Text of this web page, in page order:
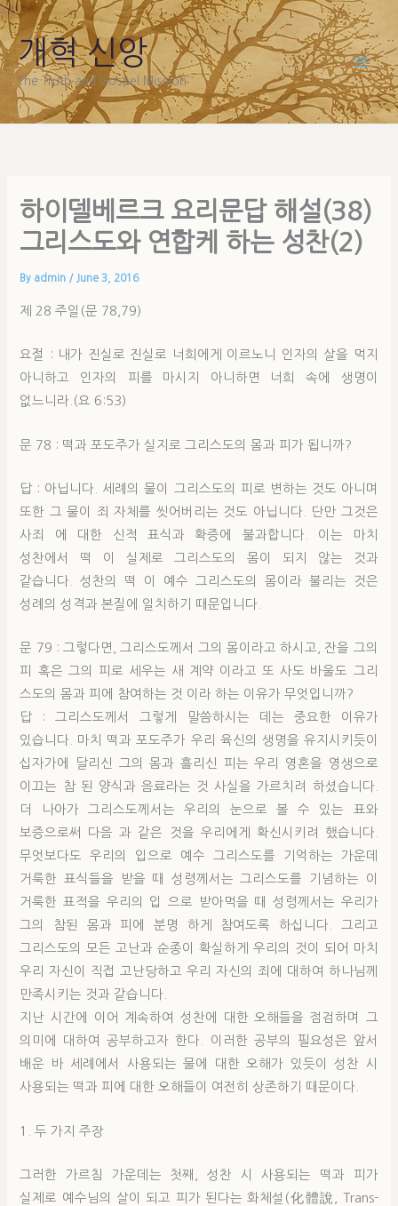
Skip
to
content
개혁 신앙
The Truth and Gospel Mission
하이델베르크 요리문답 해설(38)
그리스도와 연합케 하는 성찬(2)
By admin / June 3, 2016
제 28 주일(문 78,79)
요절 : 내가 진실로 진실로 너희에게 이르노니 인자의 살을 먹지
아니하고 인자의 피를 마시지 아니하면 너희 속에 생명이
없느니라.(요 6:53)
문 78 : 떡과 포도주가 실지로 그리스도의 몸과 피가 됩니까?
답 : 아닙니다. 세례의 물이 그리스도의 피로 변하는 것도 아니며
또한 그 물이 죄 자체를 씻어버리는 것도 아닙니다. 단만 그것은
사죄 에 대한 신적 표식과 확증에 불과합니다. 이는 마치
성찬에서 떡 이 실제로 그리스도의 몸이 되지 않는 것과
같습니다. 성찬의 떡 이 예수 그리스도의 몸이라 불리는 것은
성례의 성격과 본질에 일치하기 때문입니다.
문 79 : 그렇다면, 그리스도께서 그의 몸이라고 하시고, 잔을 그의
피 혹은 그의 피로 세우는 새 계약 이라고 또 사도 바울도 그리
스도의 몸과 피에 참여하는 것 이라 하는 이유가 무엇입니까?
답 : 그리스도께서 그렇게 말씀하시는 데는 중요한 이유가
있습니다. 마치 떡과 포도주가 우리 육신의 생명을 유지시키듯이
십자가에 달리신 그의 몸과 흘리신 피는 우리 영혼을 영생으로
이끄는 참 된 양식과 음료라는 것 사실을 가르치려 하셨습니다.
더 나아가 그리스도께서는 우리의 눈으로 볼 수 있는 표와
보증으로써 다음 과 같은 것을 우리에게 확신시키려 했습니다.
무엇보다도 우리의 입으로 예수 그리스도를 기억하는 가운데
거룩한 표식들을 받을 때 성령께서는 그리스도를 기념하는 이
거룩한 표적을 우리의 입 으로 받아먹을 때 성령께서는 우리가
그의 참된 몸과 피에 분명 하게 참여도록 하십니다. 그리고
그리스도의 모든 고난과 순종이 확실하게 우리의 것이 되어 마치
우리 자신이 직접 고난당하고 우리 자신의 죄에 대하여 하나님께
만족시키는 것과 같습니다.
지난 시간에 이어 계속하여 성찬에 대한 오해들을 점검하며 그
의미에 대하여 공부하고자 한다. 이러한 공부의 필요성은 앞서
배운 바 세례에서 사용되는 물에 대한 오해가 있듯이 성찬 시
사용되는 떡과 피에 대한 오해들이 여전히 상존하기 때문이다.
1. 두 가지 주장
그러한 가르침 가운데는 첫째, 성찬 시 사용되는 떡과 피가
실제로 예수님의 살이 되고 피가 된다는 화체설(化體說, Trans-